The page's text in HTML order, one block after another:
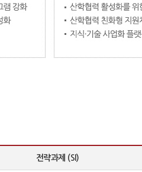
전략과제 (SI)